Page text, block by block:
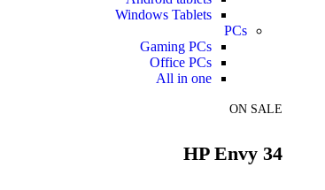
Windows Tablets
PCs
Gaming PCs
Office PCs
All in one
ON SALE
HP Envy 34